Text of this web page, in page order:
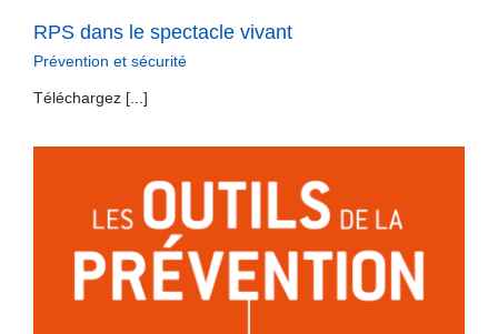
RPS dans le spectacle vivant
Prévention et sécurité
Téléchargez [...]